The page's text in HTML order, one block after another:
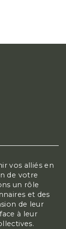
vos alliés en
de votre
un rôle
et des
de leur
à leur